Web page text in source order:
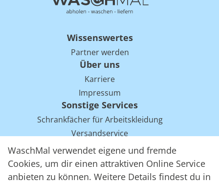
WaschMal verwendet eigene und fremde
Cookies, um dir einen attraktiven Online Service
anbieten zu können. Weitere Details findest du in
Wissenswertes
Partner werden
Über uns
Karriere
Impressum
Sonstige Services
Schrankfächer für Arbeitskleidung
Versandservice
Einsparpotentiale für Mietwäsche bei Arbeitskleidung
Arbeitskleidung Tracking mit RFID